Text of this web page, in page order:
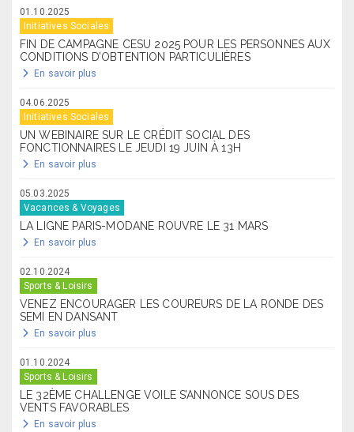
01.10.2025
Initiatives Sociales
FIN DE CAMPAGNE CESU 2025 POUR LES PERSONNES AUX
CONDITIONS D’OBTENTION PARTICULIÈRES
En savoir plus
04.06.2025
Initiatives Sociales
UN WEBINAIRE SUR LE CRÉDIT SOCIAL DES
FONCTIONNAIRES LE JEUDI 19 JUIN À 13H
En savoir plus
05.03.2025
Vacances & Voyages
LA LIGNE PARIS-MODANE ROUVRE LE 31 MARS
En savoir plus
02.10.2024
Sports & Loisirs
VENEZ ENCOURAGER LES COUREURS DE LA RONDE DES
SEMI EN DANSANT
En savoir plus
01.10.2024
Sports & Loisirs
LE 32ÈME CHALLENGE VOILE S’ANNONCE SOUS DES
VENTS FAVORABLES
En savoir plus